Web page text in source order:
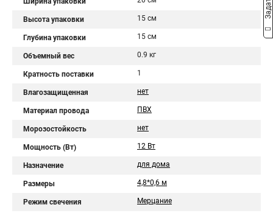
Высота упаковки 15 см
Глубина упаковки 15 см
Объемный вес 0.9 кг
Кратность поставки 1
Влагозащищенная нет
Материал провода ПВХ
Морозостойкость нет
Мощность (Вт) 12 Вт
Назначение для дома
Размеры 4,8*0,6 м
Режим свечения Мерцание